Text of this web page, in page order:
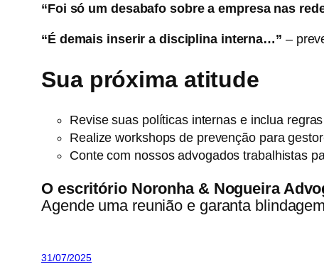
“Foi só um desabafo sobre a empresa nas
“É demais inserir a disciplina interna…” –
Sua próxima atitude
Revise suas políticas internas e inclua
Realize workshops de prevenção para
Conte com nossos advogados trabalhistas
O escritório Noronha & Nogueira
Agende uma reunião e garanta
31/07/2025